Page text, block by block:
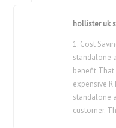
hollister uk
1. Cost
standalone
benefit That
expensive
standalone
customer.